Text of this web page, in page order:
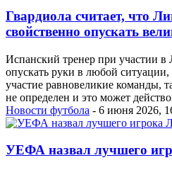
Гвардиола считает, что
свойственно опускать
Испанский тренер при участии в
опускать руки в любой
участие равновеликие команды,
не определен и это может
Новости футбола - 6 июня 2026,
УЕФА назвал лучшего